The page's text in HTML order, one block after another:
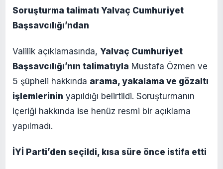
Soruşturma talimatı Yalvaç Cumhuriyet
Başsavcılığı’ndan
Valilik açıklamasında, Yalvaç Cumhuriyet
Başsavcılığı’nın talimatıyla Mustafa Özmen ve
5 şüpheli hakkında arama, yakalama ve gözaltı
işlemlerinin yapıldığı belirtildi. Soruşturmanın
içeriği hakkında ise henüz resmi bir açıklama
yapılmadı.
İYİ Parti’den seçildi, kısa süre önce istifa etti